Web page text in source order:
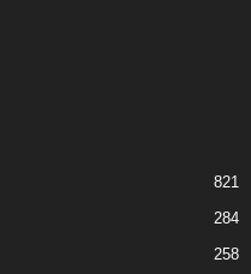
821
284
258